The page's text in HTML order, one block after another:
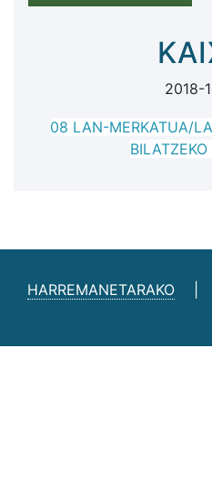
2018-
08 LAN-MERKATUA/
BILATZEKO
HARREMANETARAKO